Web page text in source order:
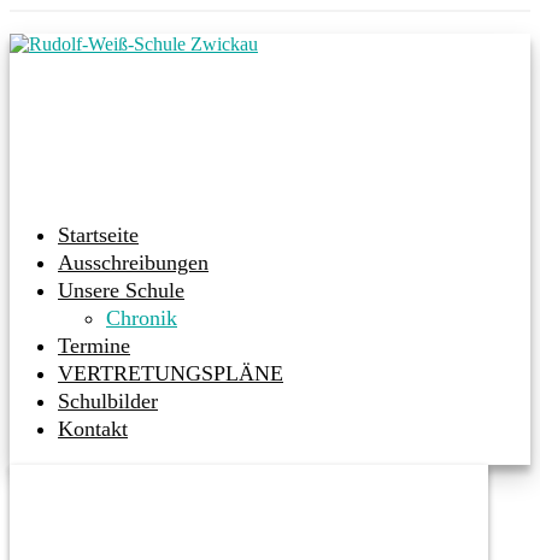
Startseite
Ausschreibungen
Unsere Schule
Chronik
Termine
VERTRETUNGSPLÄNE
Schulbilder
Kontakt